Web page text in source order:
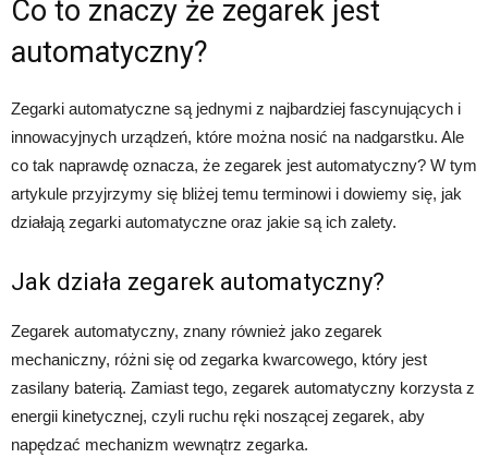
Co to znaczy że zegarek jest
automatyczny?
Zegarki automatyczne są jednymi z najbardziej fascynujących i
innowacyjnych urządzeń, które można nosić na nadgarstku. Ale
co tak naprawdę oznacza, że zegarek jest automatyczny? W tym
artykule przyjrzymy się bliżej temu terminowi i dowiemy się, jak
działają zegarki automatyczne oraz jakie są ich zalety.
Jak działa zegarek automatyczny?
Zegarek automatyczny, znany również jako zegarek
mechaniczny, różni się od zegarka kwarcowego, który jest
zasilany baterią. Zamiast tego, zegarek automatyczny korzysta z
energii kinetycznej, czyli ruchu ręki noszącej zegarek, aby
napędzać mechanizm wewnątrz zegarka.